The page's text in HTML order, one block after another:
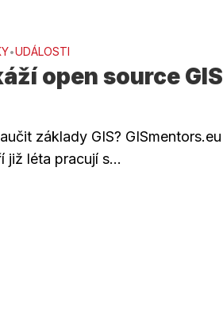
•UDÁLOSTI
open source GIS
základy GIS? GISmentors.eu
již léta pracují s...